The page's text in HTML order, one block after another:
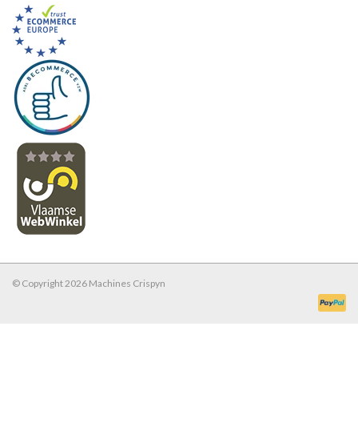
TIPS & KENNIS
© Copyright 2026 Machines Crispyn